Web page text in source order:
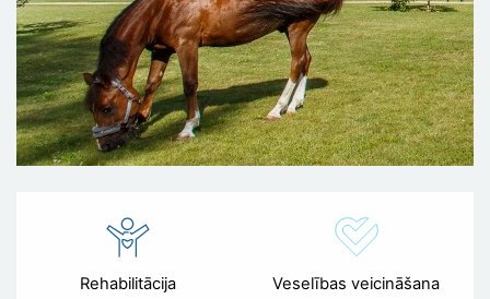
Rehabilitācija Veselības veicināšana